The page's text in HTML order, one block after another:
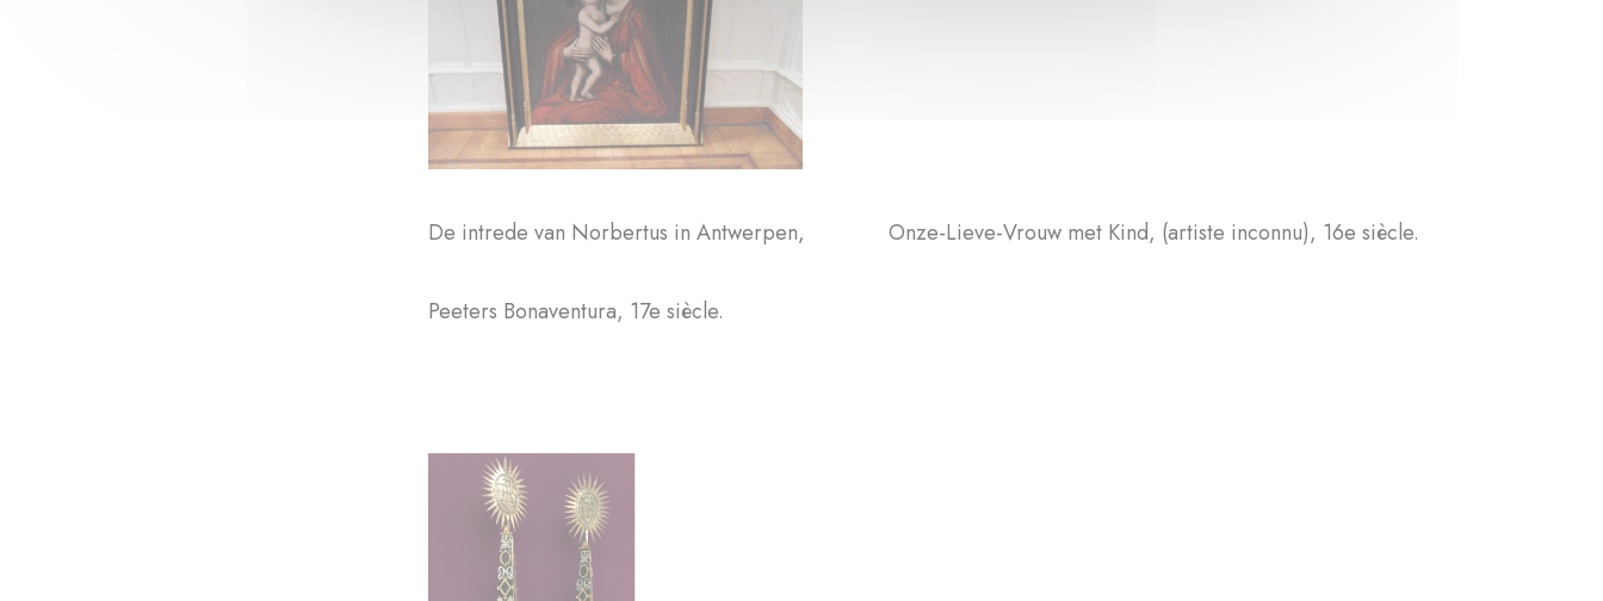
De intrede van Norbertus in Antwerpen, Onze-Lieve-Vrouw met Kind, (artiste inconnu), 16e siècle.
Peeters Bonaventura, 17e siècle.